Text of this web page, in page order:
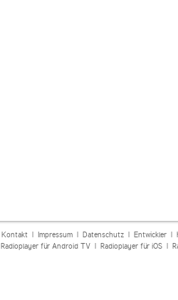
Kontakt| Impressum| Datenschutz| Entwickler|
Radioplayer für Android TV| Radioplayer für iOS|